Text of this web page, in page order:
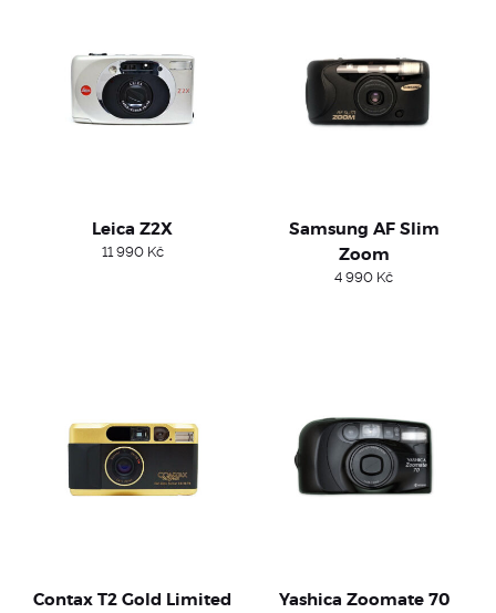
Leica Z2X
11 990 Kč
Samsung AF Slim
Zoom
4 990 Kč
Contax T2 Gold Limited Yashica Zoomate 70